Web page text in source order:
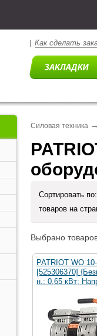
Как сделать
Силовая техника
Сортировать
товаров на
Выбрано
PATRIOT WO
[525306370]
н.: 0,65 кВт;